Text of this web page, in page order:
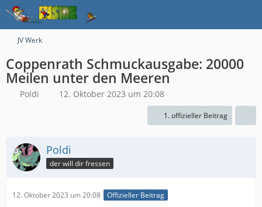
JV Werk
Coppenrath Schmuckausgabe: 20000
Meilen unter den Meeren
Poldi 12. Oktober 2023 um 20:08
1. offizieller Beitrag
Poldi
der will dir fressen
12. Oktober 2023 um 20:08 Offizieller Beitrag